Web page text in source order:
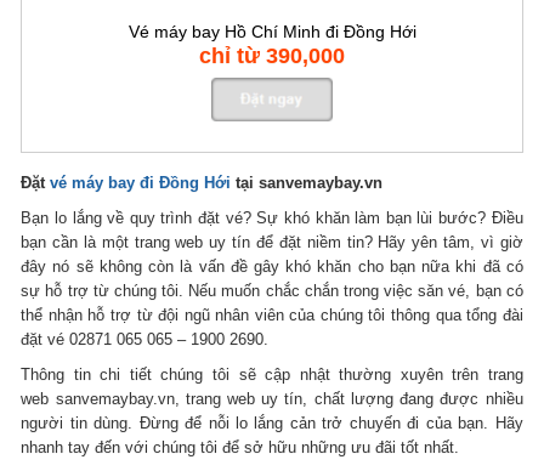
Vé máy bay Hồ Chí Minh đi Đồng Hới
chỉ từ 390,000
Đặtvé máy bay đi Đồng Hới tại sanvemaybay.vn
Bạn lo lắng về quy trình đặt vé? Sự khó khăn làm bạn lùi bước? Điều
bạn cần là một trang web uy tín để đặt niềm tin? Hãy yên tâm, vì giờ
đây nó sẽ không còn là vấn đề gây khó khăn cho bạn nữa khi đã có
sự hỗ trợ từ chúng tôi. Nếu muốn chắc chắn trong việc săn vé, bạn có
thể nhận hỗ trợ từ đội ngũ nhân viên của chúng tôi thông qua tổng đài
đặt vé 02871 065 065 – 1900 2690.
Thông tin chi tiết chúng tôi sẽ cập nhật thường xuyên trên trang
web sanvemaybay.vn, trang web uy tín, chất lượng đang được nhiều
người tin dùng. Đừng để nỗi lo lắng cản trở chuyến đi của bạn. Hãy
nhanh tay đến với chúng tôi để sở hữu những ưu đãi tốt nhất.